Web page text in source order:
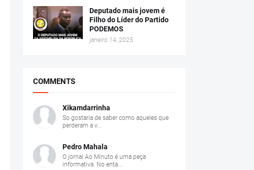
Deputado mais jovem é
Filho do Líder do Partido
PODEMOS
janeiro 14, 2025
COMMENTS
Xikamdarrinha
So gostaria de saber como aqueles que
perderam a v...
Pedro Mahala
O jornal Ao Minuto é uma peça
informativa. No enta...